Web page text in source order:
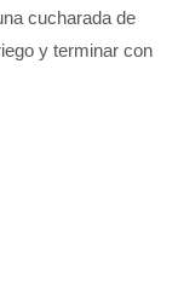
cucharada de
y terminar con